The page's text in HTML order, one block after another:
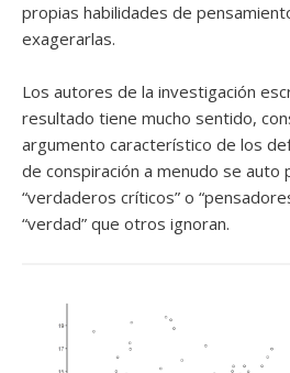
propias habilidades de
exagerarlas.
Los autores de la investigación
resultado tiene mucho sentido,
argumento característico de los
de conspiración a menudo se auto
“verdaderos críticos” o
“verdad” que otros ignoran.